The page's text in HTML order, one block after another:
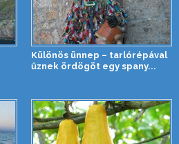
Különös ünnep – tarlórépával
űznek ördögöt egy spany...